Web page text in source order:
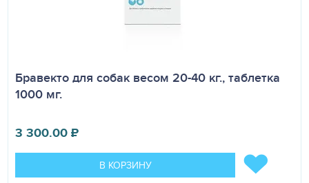
Бравекто для собак весом 20-40 кг., таблетка
1000 мг.
3 300.00₽
В КОРЗИНУ